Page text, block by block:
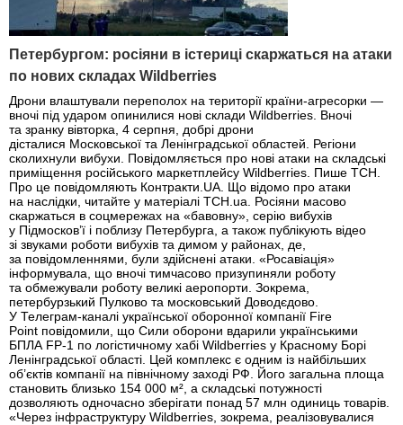
Петербургом: росіяни в істериці скаржаться на атаки
по нових складах Wildberries
Дрони влаштували переполох на території країни-агресорки —
вночі під ударом опинилися нові склади Wildberries. Вночі
та зранку вівторка, 4 серпня, добрі дрони
дісталися Московської та Ленінградської областей. Регіони
сколихнули вибухи. Повідомляється про нові атаки на складські
приміщення російського маркетплейсу Wildberries. Пише ТСН.
Про це повідомляють Контракти.UA. Що відомо про атаки
на наслідки, читайте у матеріалі ТСН.ua. Росіяни масово
скаржаться в соцмережах на «бавовну», серію вибухів
у Підмосков’ї і поблизу Петербурга, а також публікують відео
зі звуками роботи вибухів та димом у районах, де,
за повідомленнями, були здійснені атаки. «Росавіація»
інформувала, що вночі тимчасово призупиняли роботу
та обмежували роботу великі аеропорти. Зокрема,
петербурзький Пулково та московський Доводєдово.
У Телеграм-каналі української оборонної компанії Fire
Point повідомили, що Сили оборони вдарили українськими
БПЛА FP-1 по логістичному хабі Wildberries у Красному Борі
Ленінградської області. Цей комплекс є одним із найбільших
об’єктів компанії на північному заході РФ. Його загальна площа
становить близько 154 000 м², а складські потужності
дозволяють одночасно зберігати понад 57 млн одиниць товарів.
«Через інфраструктуру Wildberries, зокрема, реалізовувалися